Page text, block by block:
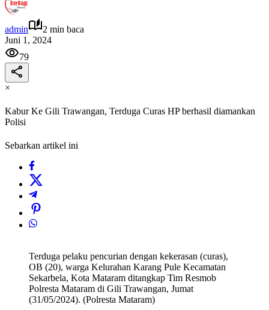
admin
2 min baca
Juni 1, 2024
79
×
Kabur Ke Gili Trawangan, Terduga Curas HP berhasil diamankan
Polisi
Sebarkan artikel ini
Terduga pelaku pencurian dengan kekerasan (curas),
OB (20), warga Kelurahan Karang Pule Kecamatan
Sekarbela, Kota Mataram ditangkap Tim Resmob
Polresta Mataram di Gili Trawangan, Jumat
(31/05/2024). (Polresta Mataram)